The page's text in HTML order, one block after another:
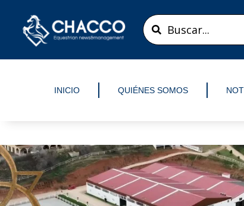
contenido
Search
...
INICIO QUIÉNES SOMOS